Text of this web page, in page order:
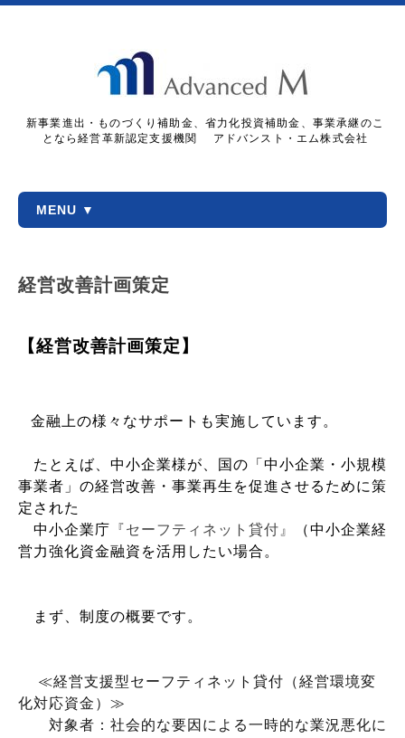
新事業進出・ものづくり補助金、省力化投資補助金、事業承継のこ
となら経営革新認定支援機関 アドバンスト・エム株式会社
MENU ▼
経営改善計画策定
【経営改善計画策定 】
金融上の様々なサポートも実施しています 。
たとえば、中小企業様が、国の「中小企業・小規模
事業者」の経営改善・事業再生を促進させるために策
定された
中小企業庁 『セーフティネット貸付』
（中小企業経
営力強化資金融資を活用したい場合。
まず、制度の概要です。
≪経営支援型セーフティネット貸付（経営環境変
化対応資金）≫
対象者：社会的な要因による一時的な業況悪化に